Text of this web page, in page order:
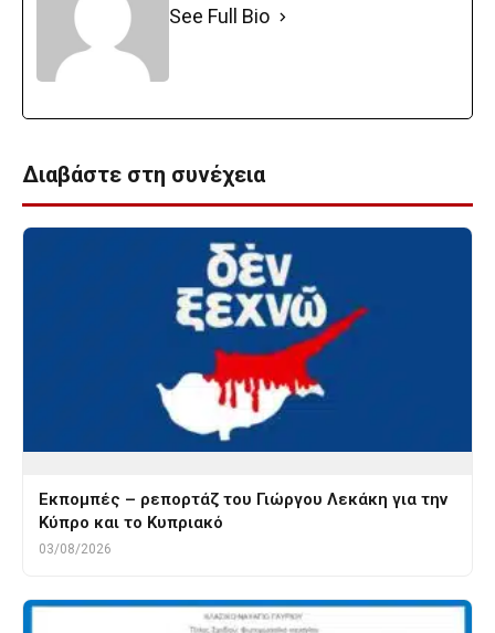
See Full Bio
Διαβάστε στη συνέχεια
Εκπομπές – ρεπορτάζ του Γιώργου Λεκάκη για την
Κύπρο και το Κυπριακό
03/08/2026